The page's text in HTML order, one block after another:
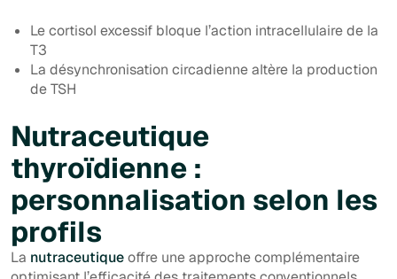
Le cortisol excessif bloque l’action intracellulaire de la
T3
La désynchronisation circadienne altère la production
de TSH
Nutraceutique
thyroïdienne :
personnalisation selon les
profils
La nutraceutiqueoffre une approche complémentaire